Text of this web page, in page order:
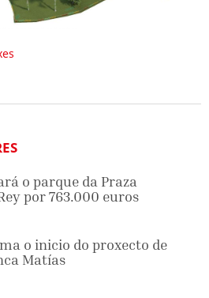
o parque da Praza
por 763.000 euros
o inicio do proxecto de
Matías